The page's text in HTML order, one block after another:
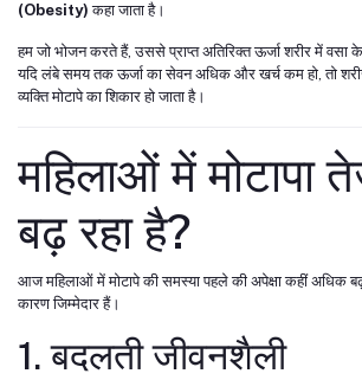
(Obesity) कहा जाता है।
हम जो भोजन करते हैं, उससे प्राप्त अतिरिक्त ऊर्जा शरीर में वसा
यदि लंबे समय तक ऊर्जा का सेवन अधिक और खर्च कम हो, तो
व्यक्ति मोटापे का शिकार हो जाता है।
महिलाओं में मोटापा
बढ़ रहा है?
आज महिलाओं में मोटापे की समस्या पहले की अपेक्षा कहीं अधिक
कारण जिम्मेदार हैं।
1. बदलती जीवनशैली